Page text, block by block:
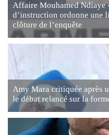
Affaire Mouhamed Ndiaye
d’instruction ordonne une
clôture de l’enquête
Amy Mara critiquée après
le débat relancé sur la